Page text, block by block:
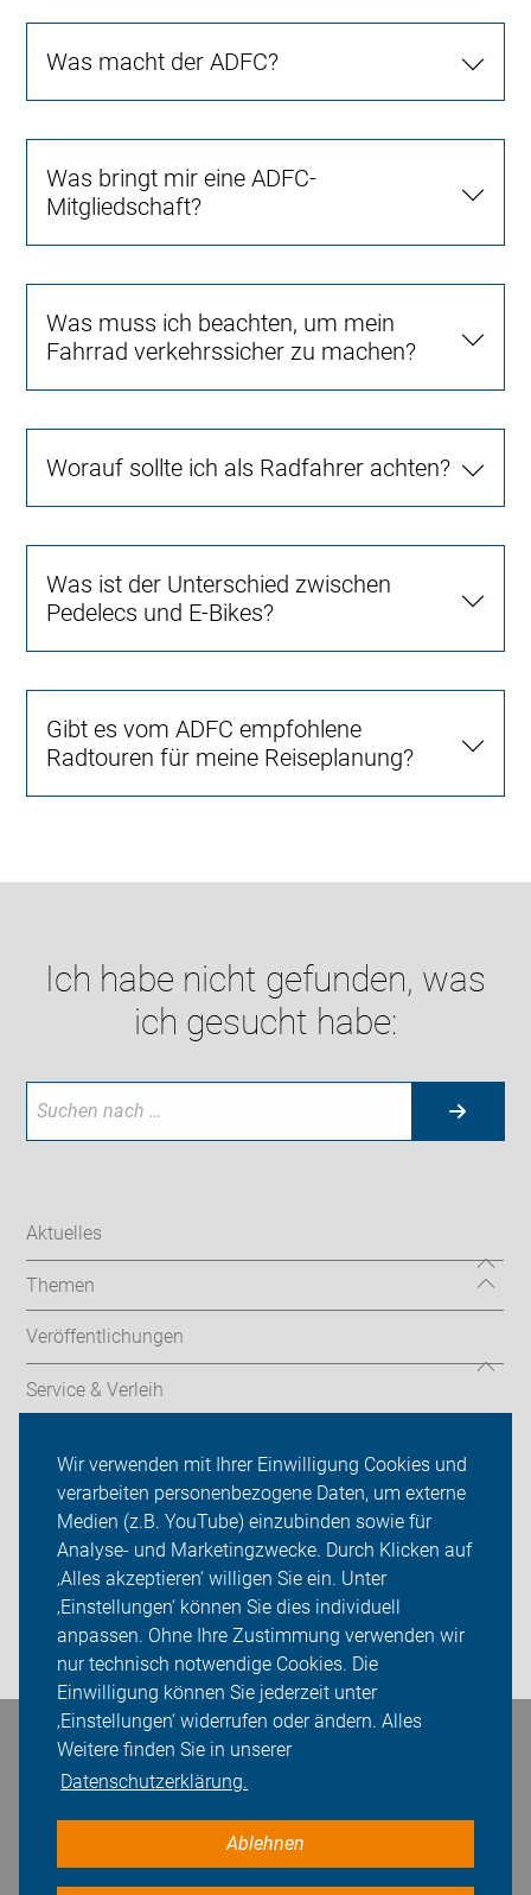
Wir verwenden mit Ihrer Einwilligung Cookies und
verarbeiten personenbezogene Daten, um externe
Medien (z.B. YouTube) einzubinden sowie für
Analyse- und Marketingzwecke. Durch Klicken auf
‚Alles akzeptieren‘ willigen Sie ein. Unter
‚Einstellungen‘ können Sie dies individuell
anpassen. Ohne Ihre Zustimmung verwenden wir
nur technisch notwendige Cookies. Die
Einwilligung können Sie jederzeit unter
‚Einstellungen‘ widerrufen oder ändern. Alles
Weitere finden Sie in unserer
Datenschutzerklärung.
Ablehnen
Was macht der ADFC?
Was bringt mir eine ADFC-
Mitgliedschaft?
Was muss ich beachten, um mein
Fahrrad verkehrssicher zu machen?
Worauf sollte ich als Radfahrer achten?
Was ist der Unterschied zwischen
Pedelecs und E-Bikes?
Gibt es vom ADFC empfohlene
Radtouren für meine Reiseplanung?
Ich habe nicht gefunden, was
ich gesucht habe:
Aktuelles
Themen
Veröffentlichungen
Service & Verleih
ADFC Dortmund
Sei dabei
Presse
Login
Bleiben Sie in Kontakt